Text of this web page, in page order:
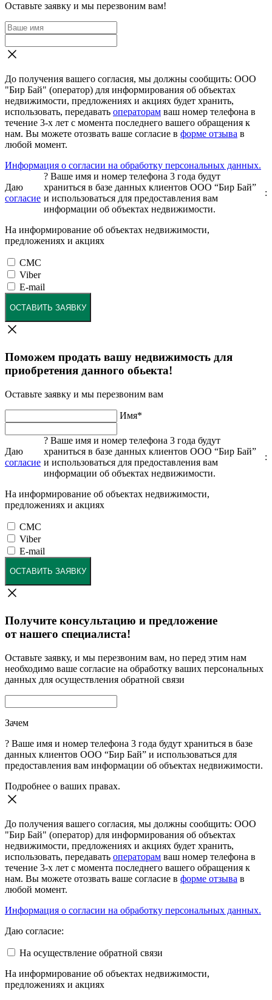
Оставьте заявку и мы перезвоним вам!
До получения вашего согласия, мы должны сообщить: ООО
"Бир Бай" (оператор) для информирования об объектах
недвижимости, предложениях и акциях будет хранить,
использовать, передавать операторам ваш номер телефона в
течение 3-х лет с момента последнего вашего обращения к
нам. Вы можете отозвать ваше согласие в форме отзыва в
любой момент.
Информация о согласии на обработку персональных данных.
Даю
согласие
? Ваше имя и номер телефона 3 года будут
храниться в базе данных клиентов ООО “Бир Бай”
и использоваться для предоставления вам
информации об объектах недвижимости.
:
На информирование об объектах недвижимости,
предложениях и акциях
СМС
Viber
E-mail
ОСТАВИТЬ ЗАЯВКУ
Поможем продать вашу недвижимость для
приобретения данного обьекта!
Оставьте заявку и мы перезвоним вам
Имя*
Даю
согласие
? Ваше имя и номер телефона 3 года будут
храниться в базе данных клиентов ООО “Бир Бай”
и использоваться для предоставления вам
информации об объектах недвижимости.
:
На информирование об объектах недвижимости,
предложениях и акциях
СМС
Viber
E-mail
ОСТАВИТЬ ЗАЯВКУ
Получите консультацию и предложение
от нашего специалиста!
Оставьте заявку, и мы перезвоним вам, но перед этим нам
необходимо ваше согласие на обработку ваших персональных
данных для осуществления обратной связи
Зачем
? Ваше имя и номер телефона 3 года будут храниться в базе
данных клиентов ООО “Бир Бай” и использоваться для
предоставления вам информации об объектах недвижимости.
Подробнее о ваших правах.
До получения вашего согласия, мы должны сообщить: ООО
"Бир Бай" (оператор) для информирования об объектах
недвижимости, предложениях и акциях будет хранить,
использовать, передавать операторам ваш номер телефона в
течение 3-х лет с момента последнего вашего обращения к
нам. Вы можете отозвать ваше согласие в форме отзыва в
любой момент.
Информация о согласии на обработку персональных данных.
Даю согласие:
На осуществление обратной связи
На информирование об объектах недвижимости,
предложениях и акциях